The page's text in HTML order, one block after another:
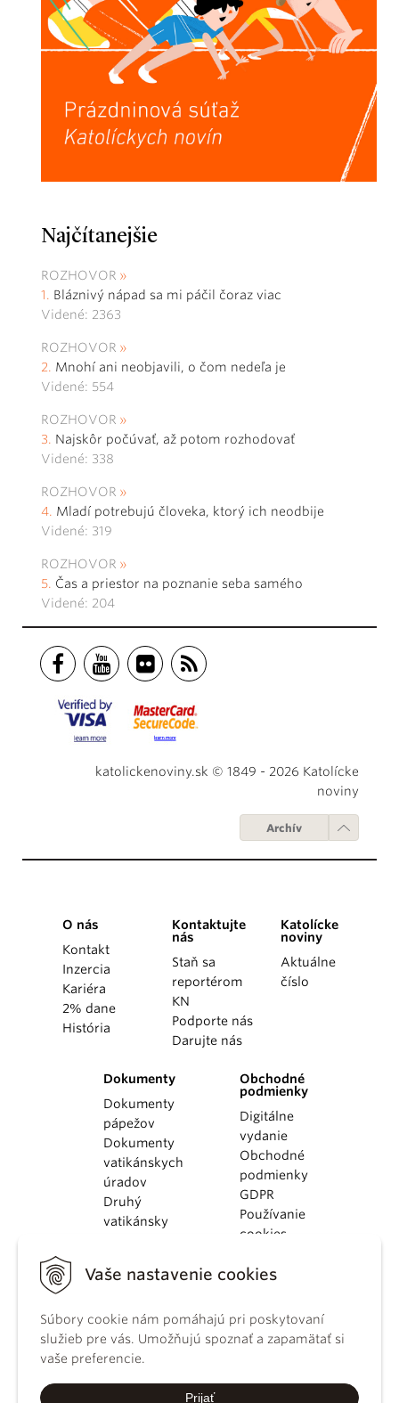
Vaše nastavenie cookies
Súbory cookie nám pomáhajú pri poskytovaní
služieb pre vás. Umožňujú spoznať a zapamätať si
vaše preferencie.
Prijať
Najčítanejšie
ROZHOVOR
Bláznivý nápad sa mi páčil čoraz viac
Videné: 2363
ROZHOVOR
Mnohí ani neobjavili, o čom nedeľa je
Videné: 554
ROZHOVOR
Najskôr počúvať, až potom rozhodovať
Videné: 338
ROZHOVOR
Mladí potrebujú človeka, ktorý ich neodbije
Videné: 319
ROZHOVOR
Čas a priestor na poznanie seba samého
Videné: 204
katolickenoviny.sk © 1849 - 2026 Katolícke
noviny
Archív
O nás
Kontakt
Inzercia
Kariéra
2% dane
História
Kontaktujte
nás
Staň sa
reportérom
KN
Podporte nás
Darujte nás
Katolícke
noviny
Aktuálne
číslo
Dokumenty
Dokumenty
pápežov
Dokumenty
vatikánskych
úradov
Druhý
vatikánsky
KBS
kánonického
práva
Katechizmus
Obchodné
podmienky
Digitálne
vydanie
Obchodné
podmienky
GDPR
Používanie
cookies